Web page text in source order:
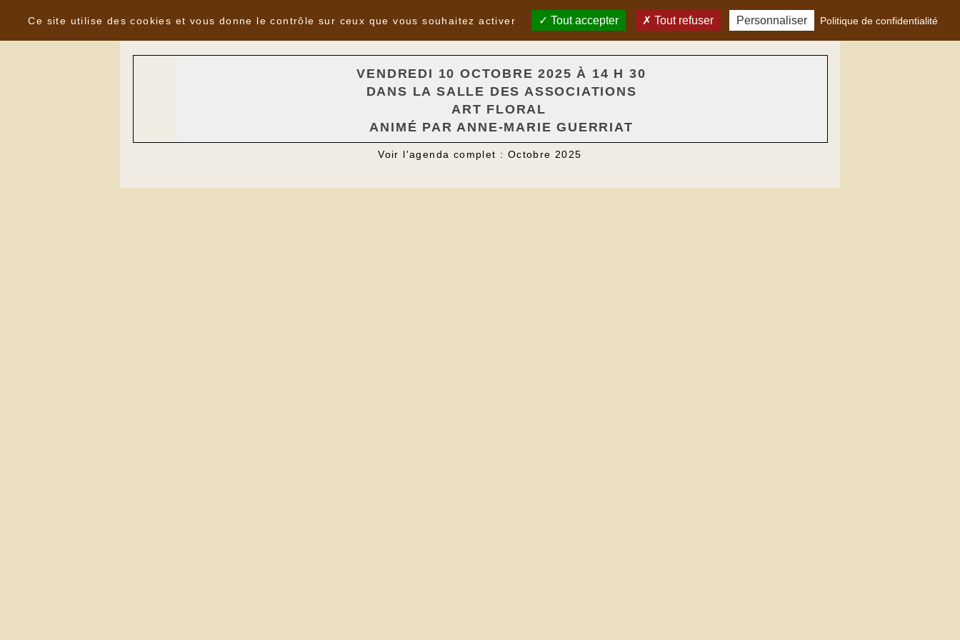
Agenda du Vendredi 10 Octobre 2025
VENDREDI 10 OCTOBRE 2025 À 14 H 30
DANS LA SALLE DES ASSOCIATIONS
ART FLORAL
ANIMÉ PAR ANNE-MARIE GUERRIAT
Voir l'agenda complet : Octobre 2025
Ce site utilise des cookies et vous donne le contrôle sur ceux que vous souhaitez activer
Tout accepter Tout refuser Personnaliser Politique de confidentialité